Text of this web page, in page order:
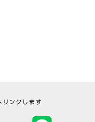
リンクします